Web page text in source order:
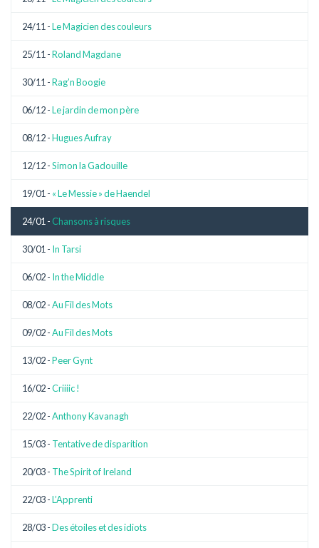
24/11 -Le Magicien des couleurs
25/11 -Roland Magdane
30/11 -Rag’n Boogie
06/12 -Le jardin de mon père
08/12 -Hugues Aufray
12/12 -Simon la Gadouille
19/01 - « Le Messie » de Haendel
24/01 - Chansons à risques
30/01 - In Tarsi
06/02 - In the Middle
08/02 -Au Fil des Mots
09/02 -Au Fil des Mots
13/02 -Peer Gynt
16/02 -Criiiic !
22/02 -Anthony Kavanagh
15/03 - Tentative de disparition
20/03 - The Spirit of Ireland
22/03 -L’Apprenti
28/03 -Des étoiles et des idiots